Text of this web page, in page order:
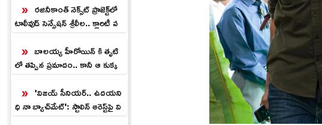
రజినీకాంత్ నెక్స్‌ట్‌ ప్రాజెక్ట్‌లో
టాలీవుడ్ సెన్సేషన్ శ్రీలీల.. క్లారిటీ వ
బాలయ్య హీరోయిన్ కి తృటి
లో తప్పిన ప్రమాదం.. కానీ ఆ కుక్క
'విజయ్ సీనియర్.. ఉదయని
ధి నా బ్యాచ్‌మేట్': స్టాలిన్ అరెస్ట్‌పై వి